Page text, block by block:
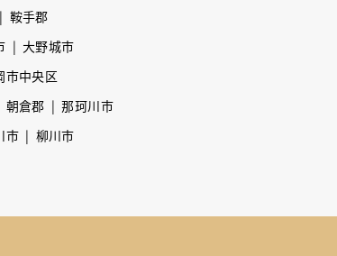
鞍手郡
大野城市
市中央区
朝倉郡
那珂川市
市
柳川市